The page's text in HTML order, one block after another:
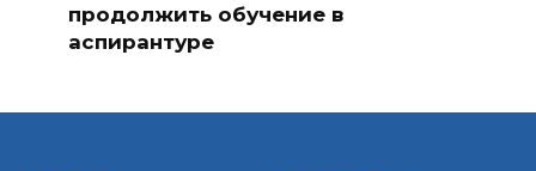
продолжить обучение в
аспирантуре